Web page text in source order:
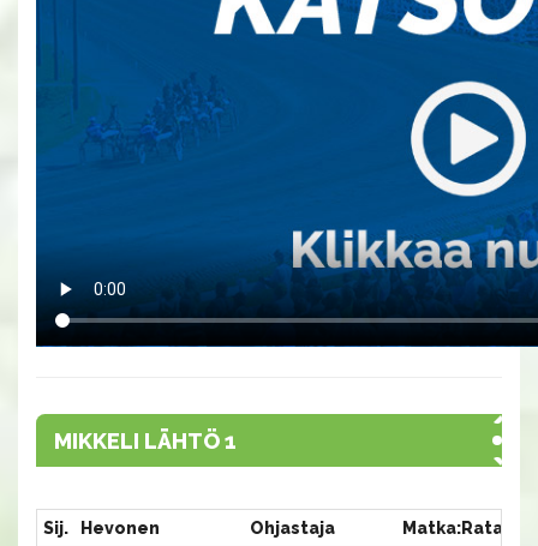
MIKKELI LÄHTÖ 1
Sij. Hevonen Ohjastaja Matka:Rata